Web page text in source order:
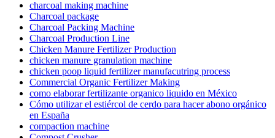
charcoal making machine
Charcoal package
Charcoal Packing Machine
Charcoal Production Line
Chicken Manure Fertilizer Production
chicken manure granulation machine
chicken poop liquid fertilizer manufacutring process
Commercial Organic Fertilizer Making
como elaborar fertilizante organico liquido en México
Cómo utilizar el estiércol de cerdo para hacer abono orgánico
en España
compaction machine